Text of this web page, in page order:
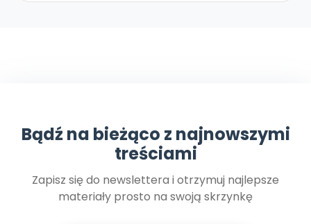
Bądź na bieżąco z najnowszymi
treściami
Zapisz się do newslettera i otrzymuj najlepsze
materiały prosto na swoją skrzynkę